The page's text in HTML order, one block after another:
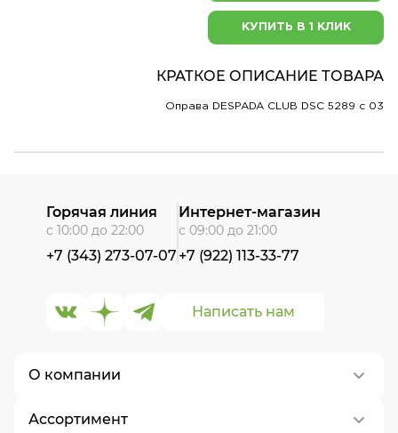
КУПИТЬ В 1 КЛИК
КРАТКОЕ ОПИСАНИЕ ТОВАРА
Оправа DESPADA CLUB DSC 5289 c 03
О компании
О нас
Ассортимент
Написать нам
Горячая линия
с 10:00 до 22:00
+7 (343) 273-07-07
Интернет-магазин
с 09:00 до 21:00
+7 (922) 113-33-77